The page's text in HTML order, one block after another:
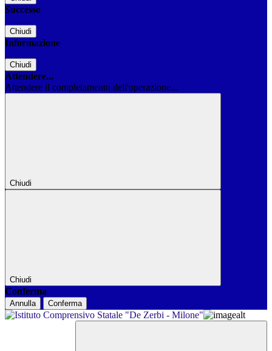
Successo
Chiudi
Informazione
Chiudi
Attendere...
Attendere il completamento dell'operazione...
Chiudi
Chiudi
Conferma
Annulla Conferma